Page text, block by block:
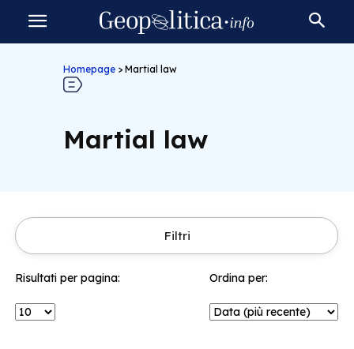
Homepage > Martial law
Martial law
Filtri
Risultati per pagina: Ordina per: